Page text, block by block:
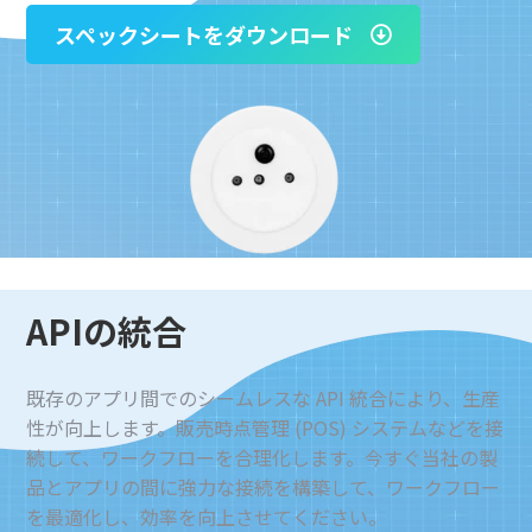
スペックシートをダウンロード
APIの統合
既存のアプリ間でのシームレスな API 統合により、生産
性が向上します。販売時点管理 (POS) システムなどを接
続して、ワークフローを合理化します。今すぐ当社の製
品とアプリの間に強力な接続を構築して、ワークフロー
を最適化し、効率を向上させてください。